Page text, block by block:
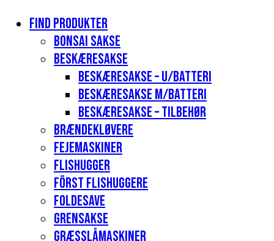
Find produkter
Bonsai sakse
Beskæresakse
Beskæresakse – u/batteri
Beskæresakse m/batteri
Beskæresakse – tilbehør
Brændekløvere
Fejemaskiner
Flishugger
Först flishuggere
Foldesave
Grensakse
Græsslåmaskiner